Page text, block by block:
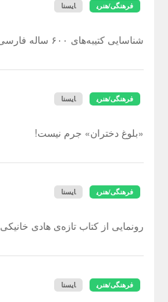
فرهنگی/هنری ایسنا
شناسایی کتیبه‌های ۶۰۰ ساله فارسی در هندوستان + عکس
فرهنگی/هنری ایسنا
«بلوغ دختران» جرم نیست!
فرهنگی/هنری ایسنا
رونمایی از کتاب تازه‌ی هادی خانیکی
فرهنگی/هنری ایسنا